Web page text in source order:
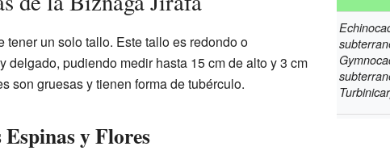
tener un solo tallo. Este tallo es redondo o
delgado, pudiendo medir hasta 15 cm de alto y 3 cm
son gruesas y tienen forma de tubérculo.
Espinas y Flores